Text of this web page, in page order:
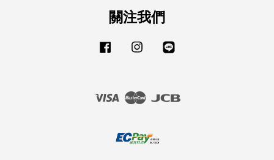
關注我們
Facebook Instagram
Visa Master